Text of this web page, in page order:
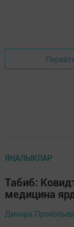
ЯҢАЛЫКЛАР
Табиб:
медицина
Динара